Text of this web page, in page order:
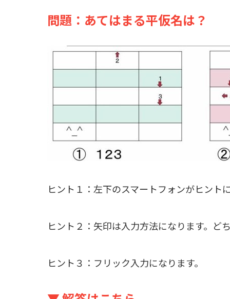
問題：あてはまる平仮名は？
ヒント１：左下のスマートフォンがヒ
ヒント２：矢印は入力方法になります。ど
ヒント３：フリック入力になります。